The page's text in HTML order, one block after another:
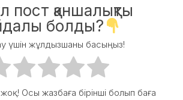
пост қаншалықты
болды?
үшін жұлдызшаны басыңыз!
Осы жазбаға бірінші болып баға